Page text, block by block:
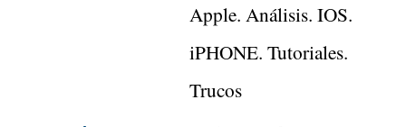
Apple. Análisis. IOS.
iPHONE. Tutoriales.
Trucos